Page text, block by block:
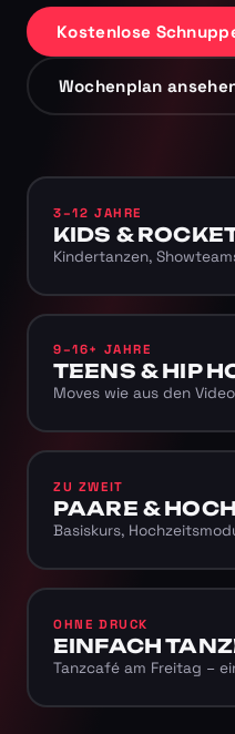
Kostenlose
Wochenplan
3–12 JAHRE
KIDS &
Kindertanzen,
9–16+ JAHRE
TEENS & HIP
Moves wie aus den
ZU ZWEIT
PAARE &
Basiskurs,
OHNE DRUCK
EINFACH
Tanzcafé am Freitag –